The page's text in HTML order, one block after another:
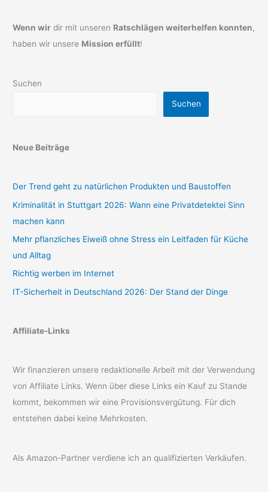
Wenn wir dir mit unseren Ratschlägen weiterhelfen konnten,
haben wir unsere Mission erfüllt!
Suchen
Suchen
Neue Beiträge
Der Trend geht zu natürlichen Produkten und Baustoffen
Kriminalität in Stuttgart 2026: Wann eine Privatdetektei Sinn
machen kann
Mehr pflanzliches Eiweiß ohne Stress ein Leitfaden für Küche
und Alltag
Richtig werben im Internet
IT-Sicherheit in Deutschland 2026: Der Stand der Dinge
Affiliate-Links
Wir finanzieren unsere redaktionelle Arbeit mit der Verwendung
von Affiliate Links. Wenn über diese Links ein Kauf zu Stande
kommt, bekommen wir eine Provisionsvergütung. Für dich
entstehen dabei keine Mehrkosten.
Als Amazon-Partner verdiene ich an qualifizierten Verkäufen.